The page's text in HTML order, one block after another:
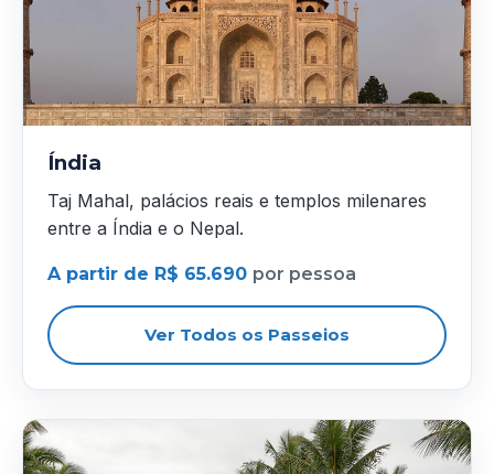
Índia
Taj Mahal, palácios reais e templos milenares
entre a Índia e o Nepal.
A partir de R$ 65.690 por pessoa
Ver Todos os Passeios